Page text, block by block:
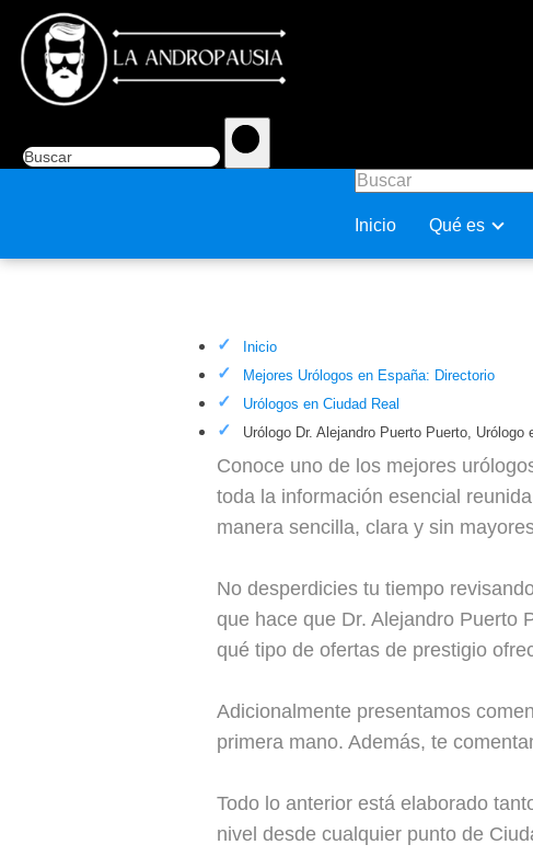
Inicio Qué es
Inicio
Mejores Urólogos en España: Directorio
Urólogos en Ciudad Real
Urólogo Dr. Alejandro Puerto Puerto, Urólogo
Conoce uno de los mejores
toda la información esencial
manera sencilla, clara y sin
No desperdicies tu tiempo
que hace que Dr. Alejandro Puerto
qué tipo de ofertas de prestigio
Adicionalmente presentamos
primera mano. Además, te
Todo lo anterior está elaborado
nivel desde cualquier punto de